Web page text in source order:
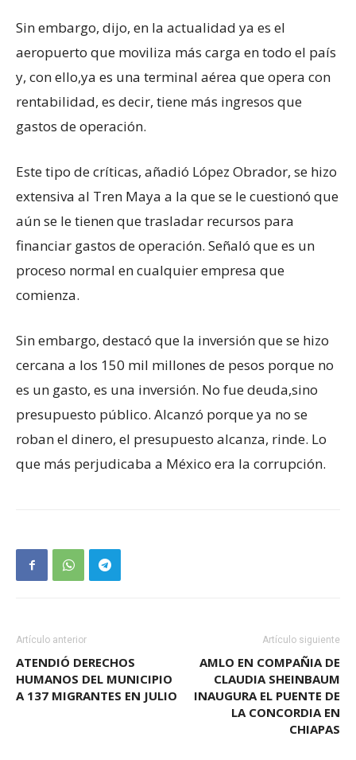
Sin embargo, dijo, en la actualidad ya es el
aeropuerto que moviliza más carga en todo el país
y, con ello,ya es una terminal aérea que opera con
rentabilidad, es decir, tiene más ingresos que
gastos de operación.
Este tipo de críticas, añadió López Obrador, se hizo
extensiva al Tren Maya a la que se le cuestionó que
aún se le tienen que trasladar recursos para
financiar gastos de operación. Señaló que es un
proceso normal en cualquier empresa que
comienza.
Sin embargo, destacó que la inversión que se hizo
cercana a los 150 mil millones de pesos porque no
es un gasto, es una inversión. No fue deuda,sino
presupuesto público. Alcanzó porque ya no se
roban el dinero, el presupuesto alcanza, rinde. Lo
que más perjudicaba a México era la corrupción.
Artículo anterior
ATENDIÓ DERECHOS
HUMANOS DEL MUNICIPIO
A 137 MIGRANTES EN JULIO
Artículo siguiente
AMLO EN COMPAÑIA DE
CLAUDIA SHEINBAUM
INAUGURA EL PUENTE DE
LA CONCORDIA EN
CHIAPAS